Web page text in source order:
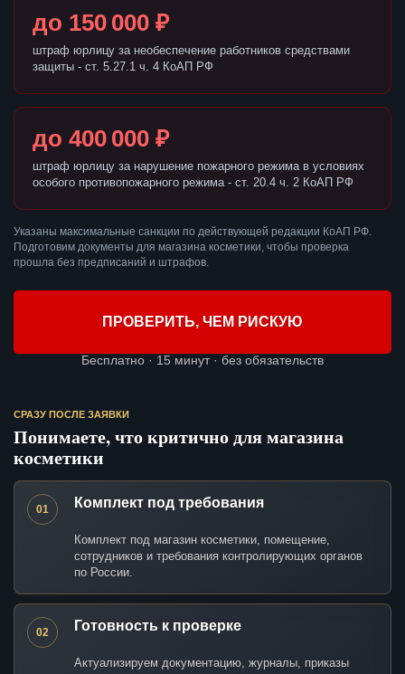
до 150 000 ₽
штраф юрлицу за необеспечение работников средствами
защиты - ст. 5.27.1 ч. 4 КоАП РФ
до 400 000 ₽
штраф юрлицу за нарушение пожарного режима в условиях
особого противопожарного режима - ст. 20.4 ч. 2 КоАП РФ
Указаны максимальные санкции по действующей редакции КоАП РФ.
Подготовим документы для магазина косметики, чтобы проверка
прошла без предписаний и штрафов.
ПРОВЕРИТЬ, ЧЕМ РИСКУЮ
Бесплатно · 15 минут · без обязательств
СРАЗУ ПОСЛЕ ЗАЯВКИ
Понимаете, что критично для магазина
косметики
01 Комплект под требования
Комплект под магазин косметики, помещение,
сотрудников и требования контролирующих органов
по России.
02 Готовность к проверке
Актуализируем документацию, журналы, приказы